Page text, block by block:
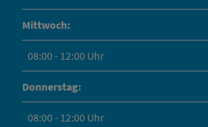
Mittwoch:
08:00 - 12:00 Uhr
Donnerstag:
08:00 - 12:00 Uhr